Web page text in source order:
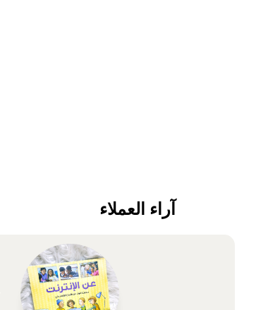
آراء العملاء